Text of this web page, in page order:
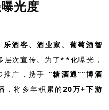
光度
酒客、酒业家、葡萄酒智
层次宣传。为了**化曝光，
推广，携手 “糖酒通”“博酒
，将多年积累的20万+下游